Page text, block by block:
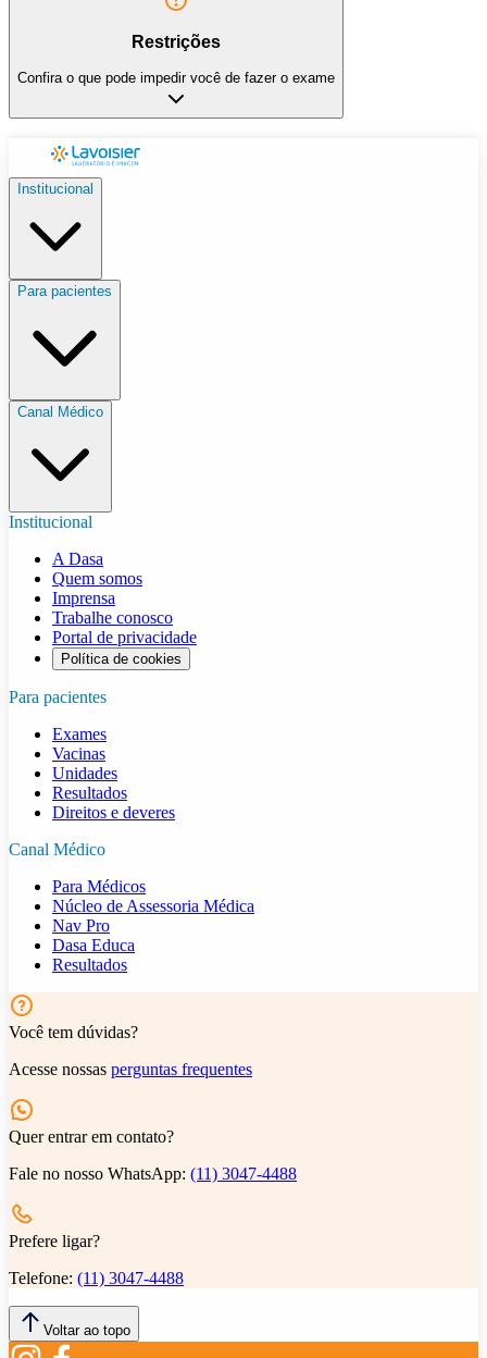
Restrições
Confira o que pode impedir você de fazer o exame
Institucional
Para pacientes
Canal Médico
Institucional
A Dasa
Quem somos
Imprensa
Trabalhe conosco
Portal de privacidade
Política de cookies
Para pacientes
Exames
Vacinas
Unidades
Resultados
Direitos e deveres
Canal Médico
Para Médicos
Núcleo de Assessoria Médica
Nav Pro
Dasa Educa
Resultados
Você tem dúvidas?
Acesse nossas perguntas frequentes
Quer entrar em contato?
Fale no nosso WhatsApp: (11) 3047-4488
Prefere ligar?
Telefone: (11) 3047-4488
Voltar ao topo